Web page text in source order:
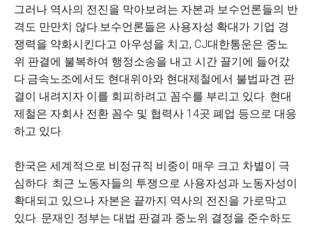
그러나 역사의 전진을 막아보려는 자본과 보수언론들의 반
격도 만만치 않다.보수언론들은 사용자성 확대가 기업 경
쟁력을 약화시킨다고 아우성을 치고, CJ대한통운은 중노
위 판결에 불복하여 행정소송을 내고 시간 끌기에 들어갔
다.금속노조에서도 현대위아와 현대제철에서 불법파견 판
결이 내려지자 이를 회피하려고 꼼수를 부리고 있다. 현대
제철은 자회사 전환 꼼수 및 협력사 14곳 폐업 등으로 대응
하고 있다.
한국은 세계적으로 비정규직 비중이 매우 크고 차별이 극
심하다. 최근 노동자들의 투쟁으로 사용자성과 노동자성이
확대되고 있으나 자본은 끝까지 역사의 전진을 가로막고
있다. 문재인 정부는 대법 판결과 중노위 결정을 준수하도